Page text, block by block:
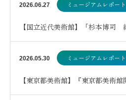
の冒険へ」
2026.06.27 ミュージアムレポート
【国立近代美術館】「杉本博司
2026.05.30 ミュージアムレポート
【東京都美術館】『東京都美術